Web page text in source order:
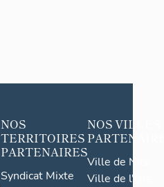
NOS
TERRITOIRES
PARTENAIRES
Syndicat Mixte
NOS VILLES
Ville de Nice
Ville de l'Isle-